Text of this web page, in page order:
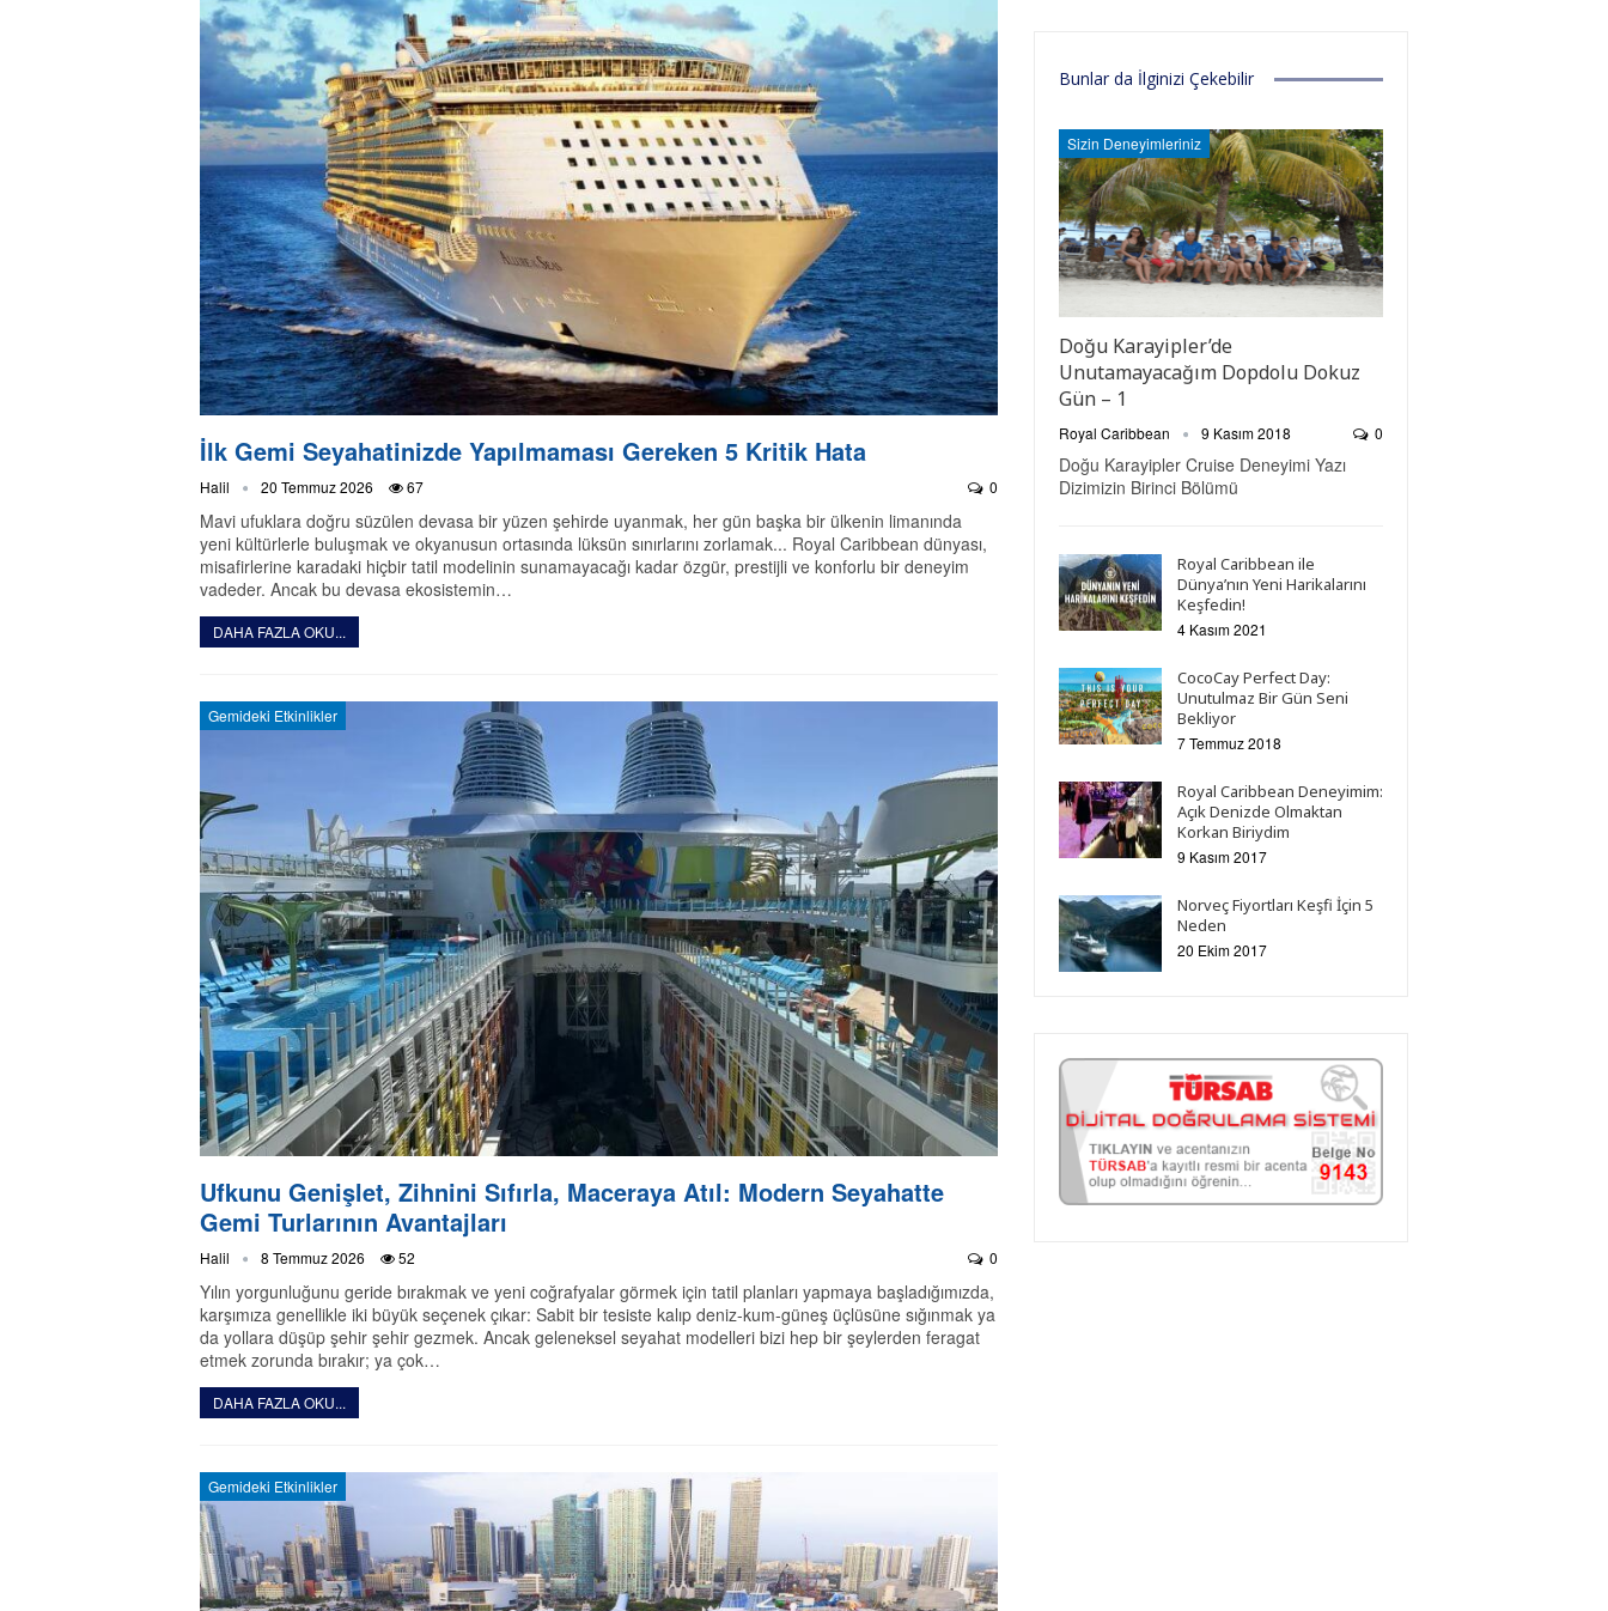
İlk Gemi Seyahatinizde Yapılmaması Gereken 5 Kritik Hata
Halil 20 Temmuz 2026 67 0
Mavi ufuklara doğru süzülen devasa bir yüzen şehirde uyanmak, her gün başka bir ülkenin limanında
yeni kültürlerle buluşmak ve okyanusun ortasında lüksün sınırlarını zorlamak... Royal Caribbean dünyası,
misafirlerine karadaki hiçbir tatil modelinin sunamayacağı kadar özgür, prestijli ve konforlu bir deneyim
vadeder. Ancak bu devasa ekosistemin…
DAHA FAZLA OKU...
Gemideki Etkinlikler
Ufkunu Genişlet, Zihnini Sıfırla, Maceraya Atıl: Modern Seyahatte
Gemi Turlarının Avantajları
Halil 8 Temmuz 2026 52 0
Yılın yorgunluğunu geride bırakmak ve yeni coğrafyalar görmek için tatil planları yapmaya başladığımızda,
karşımıza genellikle iki büyük seçenek çıkar: Sabit bir tesiste kalıp deniz-kum-güneş üçlüsüne sığınmak ya
da yollara düşüp şehir şehir gezmek. Ancak geleneksel seyahat modelleri bizi hep bir şeylerden feragat
etmek zorunda bırakır; ya çok…
DAHA FAZLA OKU...
Gemideki Etkinlikler
Bunlar da İlginizi Çekebilir
Sizin Deneyimleriniz
Doğu Karayipler’de
Unutamayacağım Dopdolu Dokuz
Gün – 1
Royal Caribbean 9 Kasım 2018 0
Doğu Karayipler Cruise Deneyimi Yazı
Dizimizin Birinci Bölümü
Royal Caribbean ile
Dünya’nın Yeni Harikalarını
Keşfedin!
4 Kasım 2021
CocoCay Perfect Day:
Unutulmaz Bir Gün Seni
Bekliyor
7 Temmuz 2018
Royal Caribbean Deneyimim:
Açık Denizde Olmaktan
Korkan Biriydim
9 Kasım 2017
Norveç Fiyortları Keşfi İçin 5
Neden
20 Ekim 2017